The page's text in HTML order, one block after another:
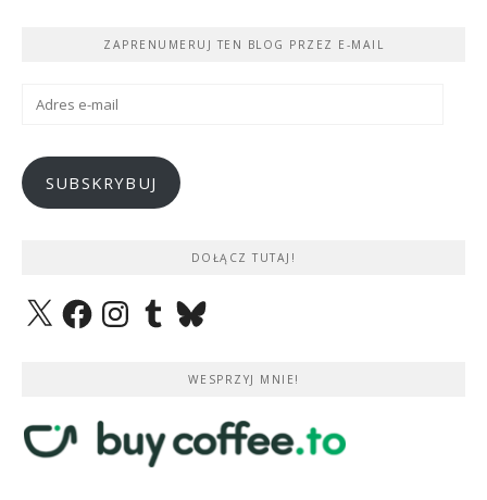
ZAPRENUMERUJ TEN BLOG PRZEZ E-MAIL
Adres
SUBSKRYBUJ
DOŁĄCZ TUTAJ!
X FacebookInstagramTumblrBluesky
WESPRZYJ MNIE!